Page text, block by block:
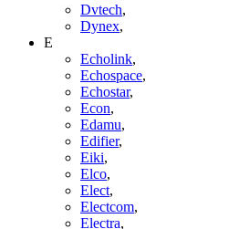
Dvtech,
Dynex,
E
Echolink,
Echospace,
Echostar,
Econ,
Edamu,
Edifier,
Eiki,
Elco,
Elect,
Electcom,
Electra,